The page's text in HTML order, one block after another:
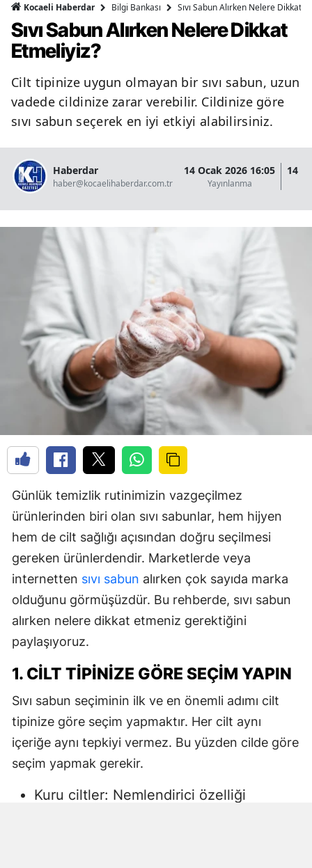
Kocaeli Haberdar Bilgi Bankası Sıvı Sabun Alırken Nelere Dikkat
Sıvı Sabun Alırken Nelere Dikkat
Etmeliyiz?
Cilt tipinize uygun olmayan bir sıvı sabun, uzun
vadede cildinize zarar verebilir. Cildinize göre
sıvı sabun seçerek en iyi etkiyi alabilirsiniz.
Haberdar
haber@kocaelihaberdar.com.tr
14 Ocak 2026 16:05
Yayınlanma
14
Günlük temizlik rutinimizin vazgeçilmez
ürünlerinden biri olan sıvı sabunlar, hem hijyen
hem de cilt sağlığı açısından doğru seçilmesi
gereken ürünlerdendir. Marketlerde veya
internetten sıvı sabun alırken çok sayıda marka
olduğunu görmüşüzdür. Bu rehberde, sıvı sabun
alırken nelere dikkat etmeniz gerektiğini
paylaşıyoruz.
1. CILT TIPINIZE GÖRE SEÇIM YAPIN
Sıvı sabun seçiminin ilk ve en önemli adımı cilt
tipinize göre seçim yapmaktır. Her cilt aynı
içeriğe aynı tepkiyi vermez. Bu yüzden cilde göre
seçim yapmak gerekir.
Kuru ciltler: Nemlendirici özelliği